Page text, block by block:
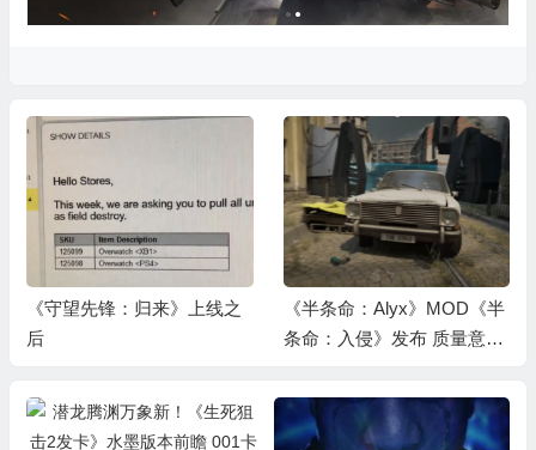
《守望先锋：归来》上线之
后
《半条命：Alyx》MOD《半
条命：入侵》发布 质量意与